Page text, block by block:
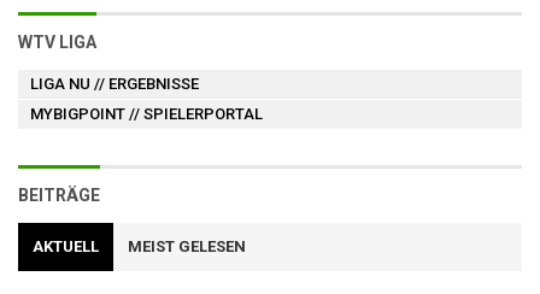
WTV LIGA
LIGA NU // ERGEBNISSE
MYBIGPOINT // SPIELERPORTAL
BEITRÄGE
AKTUELL MEIST GELESEN